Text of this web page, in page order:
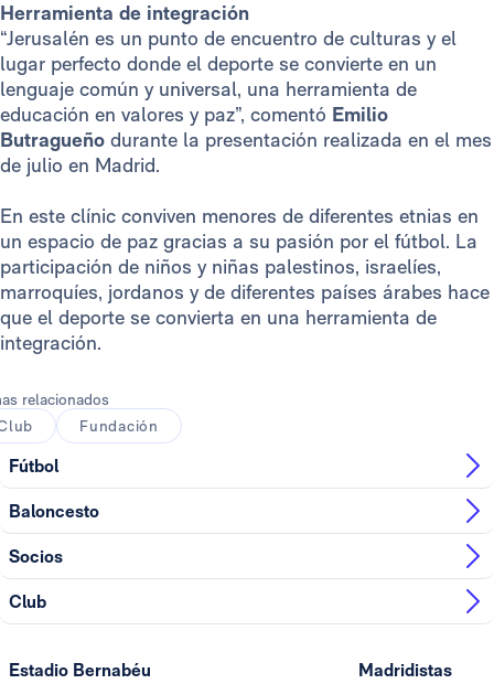
Herramienta de integración
“Jerusalén es un punto de encuentro de culturas y el
lugar perfecto donde el deporte se convierte en un
lenguaje común y universal, una herramienta de
educación en valores y paz”, comentó Emilio
Butragueño durante la presentación realizada en el mes
de julio en Madrid.
En este clínic conviven menores de diferentes etnias en
un espacio de paz gracias a su pasión por el fútbol. La
participación de niños y niñas palestinos, israelíes,
marroquíes, jordanos y de diferentes países árabes hace
que el deporte se convierta en una herramienta de
integración.
relacionados
Fundación
Fútbol
Baloncesto
Socios
Club
Estadio Bernabéu Madridistas